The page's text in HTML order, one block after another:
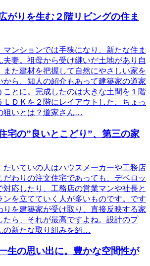
がりを生む２階リビングの住ま
マンションでは手狭になり、新たな住ま
夫妻。祖母から受け継いだ土地があり自
また建材を把握して自然にやさしい家を
から、知人の紹介もあって建築家の道家
ことに。完成したのは大きな土間を１階
ＬＤＫを２階にレイアウトした、ちょっ
狙いとは？道家さん…
宅の”良いとこどり”、第三の家
たいていの人はハウスメーカーや工務店
だわりの注文住宅であっても、デベロッ
対応したり、工務店の営業マンや社長と
ンを立てていく人が多いものです。です
りを建築家が受け取り、直接反映する家
たら、それが最高ですよね。設計のプ
の新たな取り組みを紹…
生の思い出に。豊かな空間性が